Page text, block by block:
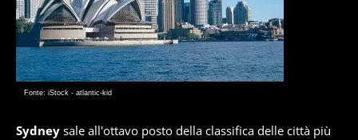
Fonte: iStock - atlantic-kid
Sydney sale all'ottavo posto della classifica delle città più